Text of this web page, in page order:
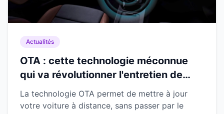
Actualités
OTA : cette technologie méconnue
qui va révolutionner l'entretien de
votre voiture sans passer par le
garage
La technologie OTA permet de mettre à jour
votre voiture à distance, sans passer par le